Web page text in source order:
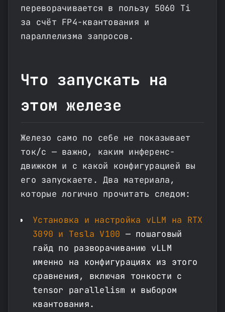
переворачивается в пользу 5060 Ti
за счёт FP4-квантования и
параллелизма запросов.
Что запускать на
этом железе
Железо само по себе не показывает
ток/с — важно, каким инференс-
движком и с какой конфигурацией вы
его запускаете. Два материала,
которые логично прочитать следом:
Установка и настройка vLLM на RTX
3090 и Tesla V100 — пошаговый
гайд по разворачиванию vLLM
именно на конфигурациях из этого
сравнения, включая тонкости с
tensor parallelism и выбором
квантования.